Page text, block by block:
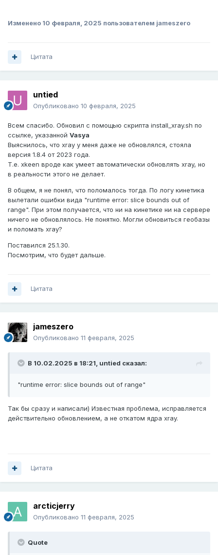
Изменено 10 февраля, 2025 пользователем jameszero
Цитата
untied
Опубликовано 10 февраля, 2025
Всем спасибо. Обновил с помощью скрипта install_xray.sh по
ссылке, указанной Vasya
Выяснилось, что xray у меня даже не обновлялся, стояла
версия 1.8.4 от 2023 года.
Т.е. xkeen вроде как умеет автоматически обновлять xray, но
в реальности этого не делает.
В общем, я не понял, что поломалось тогда. По логу кинетика
вылетали ошибки вида "runtime error: slice bounds out of
range". При этом получается, что ни на кинетике ни на сервере
ничего не обновлялось. Не понятно. Могли обновиться геобазы
и поломать xray?
Поставился 25.1.30.
Посмотрим, что будет дальше.
Цитата
jameszero
Опубликовано 11 февраля, 2025
В 10.02.2025 в 18:21, untied сказал:
"runtime error: slice bounds out of range"
Так бы сразу и написали) Известная проблема, исправляется
действительно обновлением, а не откатом ядра xray.
Цитата
arcticjerry
Опубликовано 11 февраля, 2025
Quote